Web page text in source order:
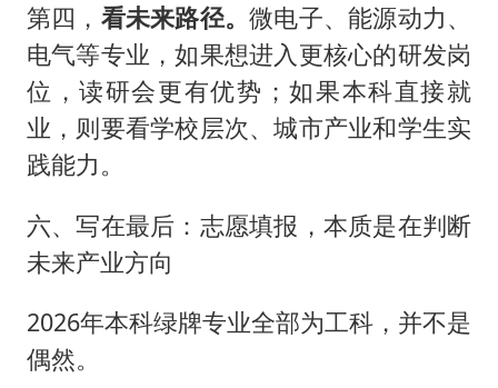
第四， 看未来路径。微电子、能源动力、
电气等专业，如果想进入更核心的研发岗
位，读研会更有优势；如果本科直接就
业，则要看学校层次、城市产业和学生实
践能力。
六、写在最后：志愿填报，本质是在判断
未来产业方向
2026年本科绿牌专业全部为工科，并不是
偶然。